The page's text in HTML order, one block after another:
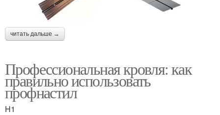
читать дальше →
Профессиональная кровля: как
правильно использовать
профнастил
H1